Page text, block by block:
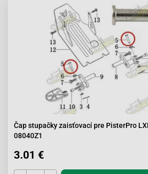
Čap stupačky zaisťovací pre PisterPro
08040Z1
3.01 €